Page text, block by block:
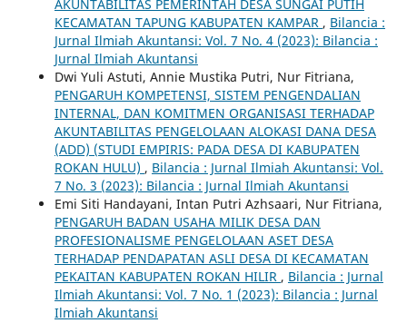
AKUNTABILITAS PEMERINTAH DESA SUNGAI PUTIH
KECAMATAN TAPUNG KABUPATEN KAMPAR , Bilancia :
Jurnal Ilmiah Akuntansi: Vol. 7 No. 4 (2023): Bilancia :
Jurnal Ilmiah Akuntansi
Dwi Yuli Astuti, Annie Mustika Putri, Nur Fitriana,
PENGARUH KOMPETENSI, SISTEM PENGENDALIAN
INTERNAL, DAN KOMITMEN ORGANISASI TERHADAP
AKUNTABILITAS PENGELOLAAN ALOKASI DANA DESA
(ADD) (STUDI EMPIRIS: PADA DESA DI KABUPATEN
ROKAN HULU) , Bilancia : Jurnal Ilmiah Akuntansi: Vol.
7 No. 3 (2023): Bilancia : Jurnal Ilmiah Akuntansi
Emi Siti Handayani, Intan Putri Azhsaari, Nur Fitriana,
PENGARUH BADAN USAHA MILIK DESA DAN
PROFESIONALISME PENGELOLAAN ASET DESA
TERHADAP PENDAPATAN ASLI DESA DI KECAMATAN
PEKAITAN KABUPATEN ROKAN HILIR , Bilancia : Jurnal
Ilmiah Akuntansi: Vol. 7 No. 1 (2023): Bilancia : Jurnal
Ilmiah Akuntansi